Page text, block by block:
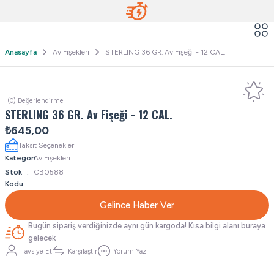
Anasayfa Av Fişekleri STERLING 36 GR. Av Fişeği - 12 CAL.
(0) Değerlendirme
STERLING 36 GR. Av Fişeği - 12 CAL.
₺645,00
Taksit Seçenekleri
KategoriAv Fişekleri
Stok
Kodu
CB0588
Gelince Haber Ver
Bugün sipariş verdiğinizde aynı gün kargoda! Kısa bilgi alanı buraya
gelecek
Tavsiye Et Karşılaştır Yorum Yaz